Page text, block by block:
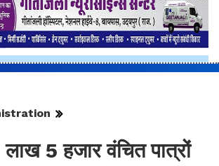
5 हजार वंचित पात्रों